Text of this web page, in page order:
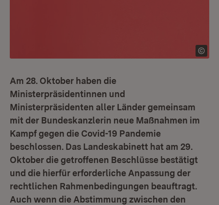
Am 28. Oktober haben die
Ministerpräsidentinnen und
Ministerpräsidenten aller Länder gemeinsam
mit der Bundeskanzlerin neue Maßnahmen im
Kampf gegen die Covid-19 Pandemie
beschlossen. Das Landeskabinett hat am 29.
Oktober die getroffenen Beschlüsse bestätigt
und die hierfür erforderliche Anpassung der
rechtlichen Rahmenbedingungen beauftragt.
Auch wenn die Abstimmung zwischen den